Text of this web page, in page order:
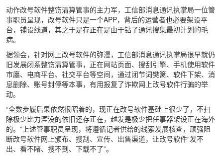
动作改号软件整饬清算管事的主力军，工信部消息通讯执掌局一位管
事职员呈现，改号软件只是一个APP，背后的运营者也必要架设平
台，铺设线道，其之于是存正在是由于钻了通讯搜集最初计划的毛
病。
据领会，针对网上改号软件的弥漫，工信部消息通讯执掌局很早就仍
旧发展闭系整饬清算管事，正在网站页面、搜刮引擎、手机使用软件
市廛、电商平台、社交平台等空间，通过闭节词樊篱、软件下架、消
息删除、账号封停等本事，有用报复了诈欺网上改号软件行骗的举
动。
“全数步履后果依然很昭着的，现正在改号软件基础上很少了，不扫
除极少比力湮没的依旧还存正在，越发是极少把任事器架设正在海外
的。”上述管事职员呈现，将遵循记者供给的线索发展核查，顽强阻
断改号软件网上颁布、搜刮、宣传、出售渠道，让改号软件“发不
出、看不睹、搜不到、下载不了”。